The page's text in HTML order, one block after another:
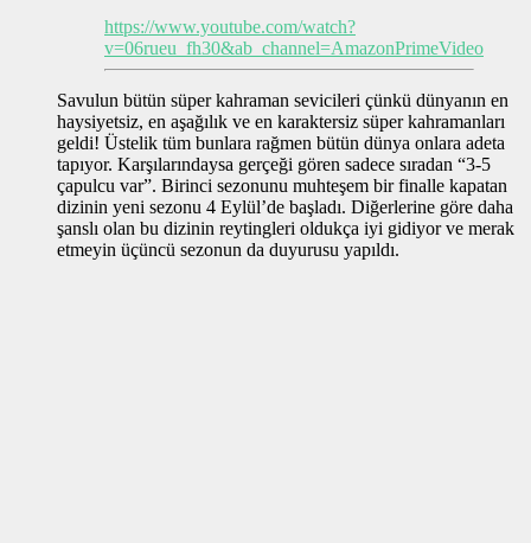
https://www.youtube.com/watch?
v=06rueu_fh30&ab_channel=AmazonPrimeVideo
Savulun bütün süper kahraman sevicileri çünkü dünyanın en
haysiyetsiz, en aşağılık ve en karaktersiz süper kahramanları
geldi! Üstelik tüm bunlara rağmen bütün dünya onlara adeta
tapıyor. Karşılarındaysa gerçeği gören sadece sıradan “3-5
çapulcu var”. Birinci sezonunu muhteşem bir finalle kapatan
dizinin yeni sezonu 4 Eylül’de başladı. Diğerlerine göre daha
şanslı olan bu dizinin reytingleri oldukça iyi gidiyor ve merak
etmeyin üçüncü sezonun da duyurusu yapıldı.